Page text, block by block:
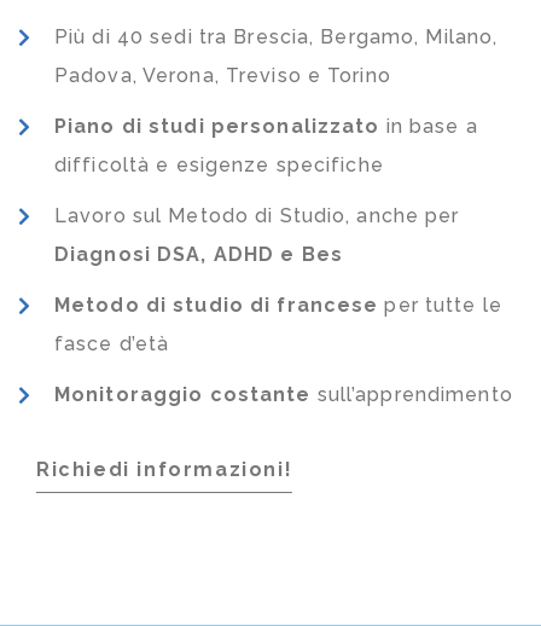
Più di 40 sedi tra Brescia, Bergamo, Milano,
Padova, Verona, Treviso e Torino
Piano di studi personalizzato in base a
difficoltà e esigenze specifiche
Lavoro sul Metodo di Studio, anche per
Diagnosi DSA, ADHD e Bes
Metodo di studio di francese per tutte le
fasce d’età
Monitoraggio costante sull’apprendimento
Richiedi informazioni!